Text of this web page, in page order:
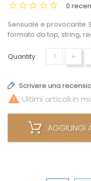
0
Sensuale e
formato da top, string,
Quantity : +
Scrivere una
 Ultimi articoli in
AGGIUNGI